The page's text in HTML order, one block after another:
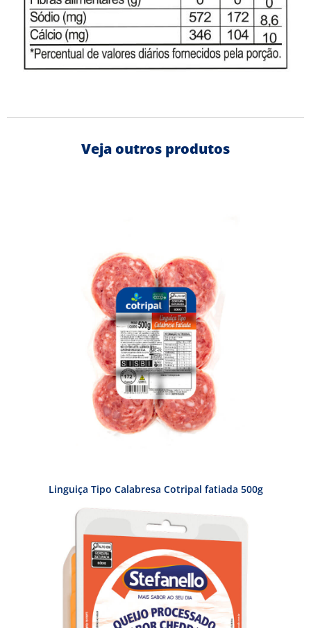
Veja outros produtos
Linguiça Tipo Calabresa Cotripal fatiada 500g